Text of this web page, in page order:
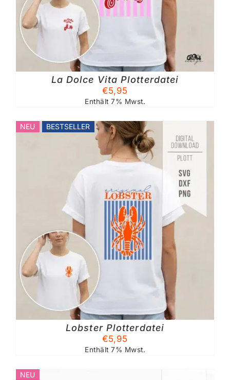
La Dolce Vita Plotterdatei
€5,95
Enthält 7% Mwst.
NEU BESTSELLER
Lobster Plotterdatei
€5,95
Enthält 7% Mwst.
NEU